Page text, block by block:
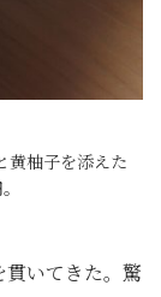
黄柚子を添えた
いてきた。驚